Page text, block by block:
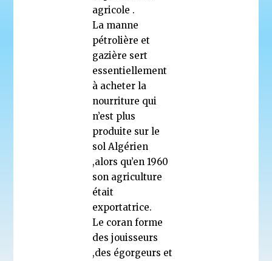
agricole .
La manne
pétrolière et
gazière sert
essentiellement
à acheter la
nourriture qui
n’est plus
produite sur le
sol Algérien
,alors qu’en 1960
son agriculture
était
exportatrice.
Le coran forme
des jouisseurs
,des égorgeurs et